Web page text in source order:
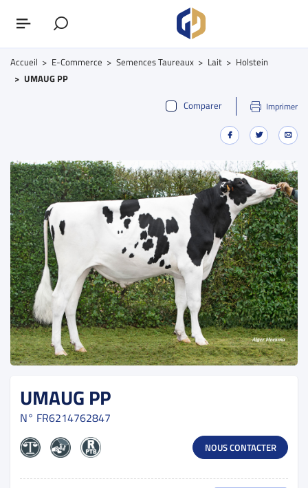
Accueil E-Commerce Semences Taureaux Lait
Holstein
UMAUG PP
Comparer
Imprimer
UMAUG PP
N° FR6214762847
NOUS CONTACTER